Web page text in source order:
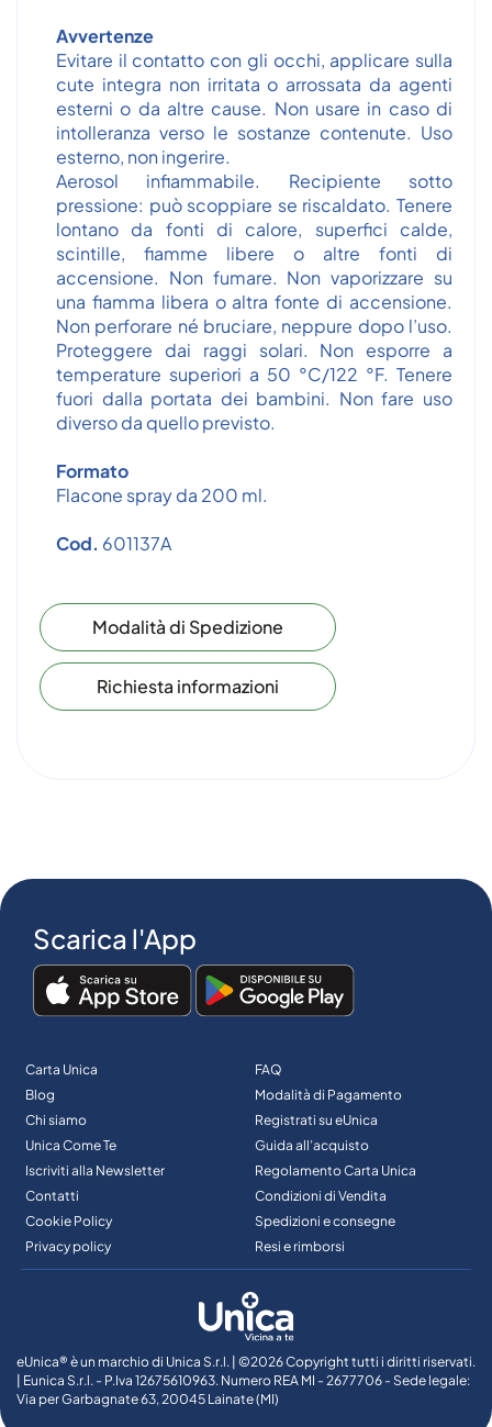
Avvertenze
Evitare il contatto con gli occhi, applicare sulla
cute integra non irritata o arrossata da agenti
esterni o da altre cause. Non usare in caso di
intolleranza verso le sostanze contenute. Uso
esterno, non ingerire.
Aerosol infiammabile. Recipiente sotto
pressione: può scoppiare se riscaldato. Tenere
lontano da fonti di calore, superfici calde,
scintille, fiamme libere o altre fonti di
accensione. Non fumare. Non vaporizzare su
una fiamma libera o altra fonte di accensione.
Non perforare né bruciare, neppure dopo l’uso.
Proteggere dai raggi solari. Non esporre a
temperature superiori a 50 °C/122 °F. Tenere
fuori dalla portata dei bambini. Non fare uso
diverso da quello previsto.
Formato
Flacone spray da 200 ml.
Cod. 601137A
Modalità di Spedizione
Richiesta informazioni
Scarica l'App
Carta Unica
Blog
Chi siamo
Unica Come Te
Iscriviti alla Newsletter
Contatti
Cookie Policy
Privacy policy
FAQ
Modalità di Pagamento
Registrati su eUnica
Guida all’acquisto
Regolamento Carta Unica
Condizioni di Vendita
Spedizioni e consegne
Resi e rimborsi
eUnica® è un marchio di Unica S.r.l. | ©2026 Copyright tutti i diritti riservati.
| Eunica S.r.l. - P.Iva 12675610963. Numero REA MI - 2677706 - Sede legale:
Via per Garbagnate 63, 20045 Lainate (MI)